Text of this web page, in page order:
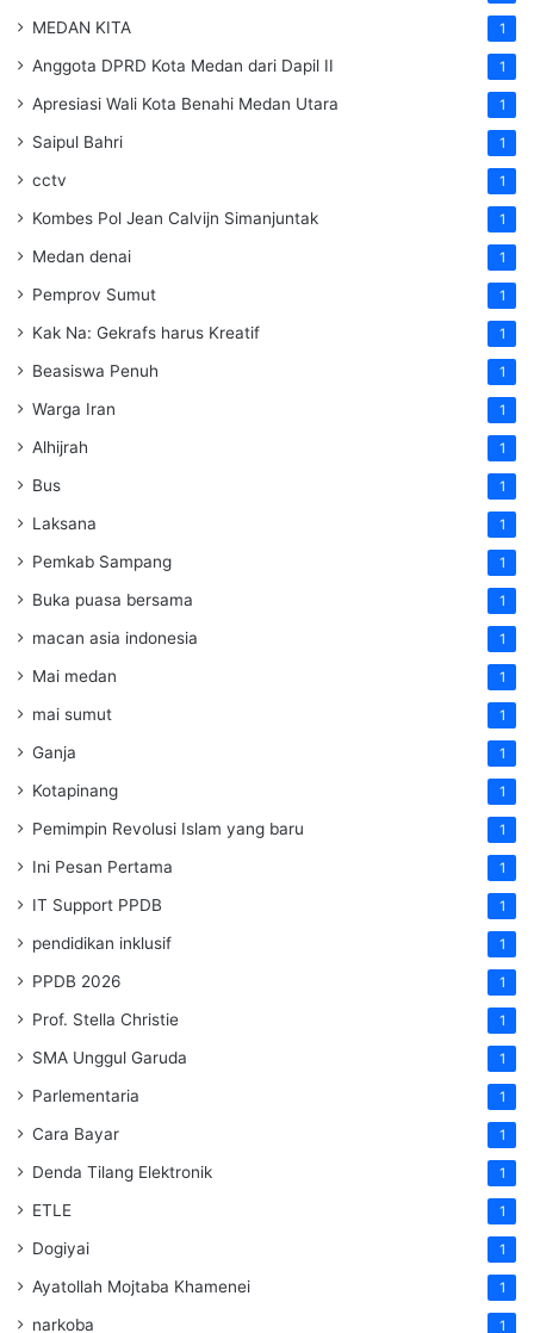
MEDAN KITA 1
Anggota DPRD Kota Medan dari Dapil II 1
Apresiasi Wali Kota Benahi Medan Utara 1
Saipul Bahri 1
cctv 1
Kombes Pol Jean Calvijn Simanjuntak 1
Medan denai 1
Pemprov Sumut 1
Kak Na: Gekrafs harus Kreatif 1
Beasiswa Penuh 1
Warga Iran 1
Alhijrah 1
Bus 1
Laksana 1
Pemkab Sampang 1
Buka puasa bersama 1
macan asia indonesia 1
Mai medan 1
mai sumut 1
Ganja 1
Kotapinang 1
Pemimpin Revolusi Islam yang baru 1
Ini Pesan Pertama 1
IT Support PPDB 1
pendidikan inklusif 1
PPDB 2026 1
Prof. Stella Christie 1
SMA Unggul Garuda 1
Parlementaria 1
Cara Bayar 1
Denda Tilang Elektronik 1
ETLE 1
Dogiyai 1
Ayatollah Mojtaba Khamenei 1
narkoba 1